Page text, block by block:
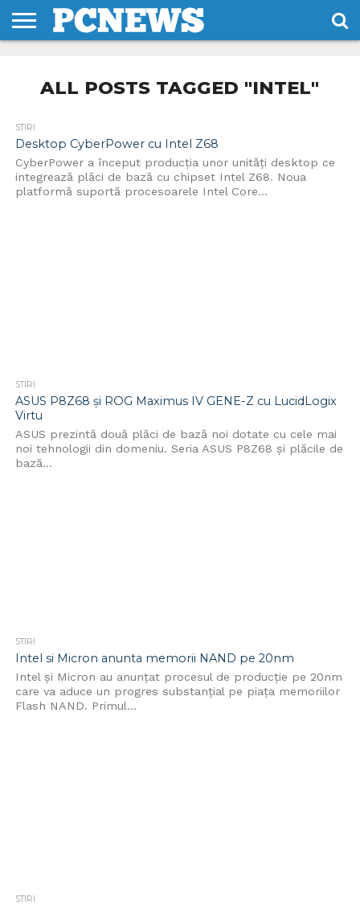
NOI
CONDITII
ALL POSTS TAGGED "INTEL"
STIRI
Desktop CyberPower cu Intel Z68
CyberPower a început producția unor unități desktop ce
integrează plăci de bază cu chipset Intel Z68. Noua
platformă suportă procesoarele Intel Core...
STIRI
ASUS P8Z68 și ROG Maximus IV GENE-Z cu LucidLogix
Virtu
ASUS prezintă două plăci de bază noi dotate cu cele mai
noi tehnologii din domeniu. Seria ASUS P8Z68 și plăcile de
bază...
STIRI
Intel si Micron anunta memorii NAND pe 20nm
Intel și Micron au anunțat procesul de producție pe 20nm
care va aduce un progres substanțial pe piața memoriilor
Flash NAND. Primul...
STIRI